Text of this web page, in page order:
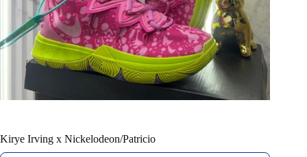
Kirye Irving x Nickelodeon/Patricio